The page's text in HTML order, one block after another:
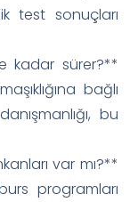
test sonuçları
kadar sürer?**
bağlı
bu
var mı?**
programları